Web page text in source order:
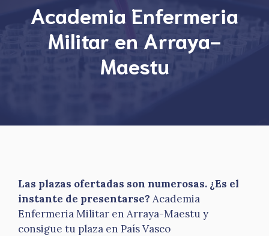
Academia Enfermeria
Militar en Arraya-
Maestu
Las plazas ofertadas son numerosas. ¿Es el
instante de presentarse? Academia
Enfermeria Militar en Arraya-Maestu y
consigue tu plaza en País Vasco